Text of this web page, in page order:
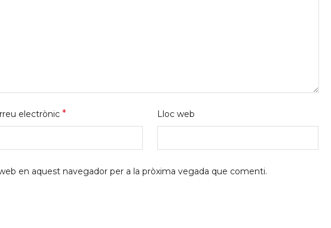
electrònic * Lloc web
en aquest navegador per a la pròxima vegada que comenti.